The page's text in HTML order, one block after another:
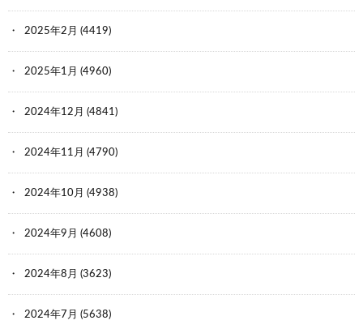
2025年2月 (4419)
2025年1月 (4960)
2024年12月 (4841)
2024年11月 (4790)
2024年10月 (4938)
2024年9月 (4608)
2024年8月 (3623)
2024年7月 (5638)